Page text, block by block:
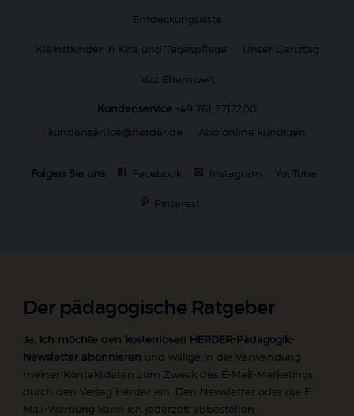
Entdeckungskiste
Kleinstkinder in Kita und Tagespflege Unser Ganztag
kizz Elternwelt
Kundenservice +49 761 2717200
kundenservice@herder.de
Abo online kündigen
Folgen Sie uns: Facebook Instagram YouTube
Pinterest
Der pädagogische Ratgeber
Ja, ich möchte den kostenlosen HERDER-Pädagogik-
Newsletter abonnieren und willige in die Verwendung
meiner Kontaktdaten zum Zweck des E-Mail-Marketings
durch den Verlag Herder ein. Den Newsletter oder die E-
Mail-Werbung kann ich jederzeit abbestellen.